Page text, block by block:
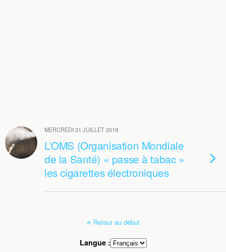
MERCREDI 31 JUILLET 2019
L’OMS (Organisation Mondiale
de la Santé) « passe à tabac »
les cigarettes électroniques
Retour au début
Langue :